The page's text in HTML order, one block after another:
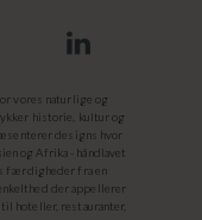
vores naturlige og
historie, kultur og
designs hvor
og Afrika - håndlavet
færdigheder fra en
der appellerer
hoteller, restauranter,